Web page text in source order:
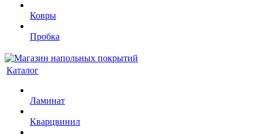
Ковры
Пробка
Каталог
Ламинат
Кварцвинил